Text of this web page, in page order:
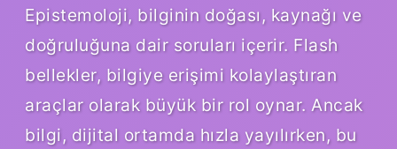
Epistemoloji, bilginin doğası, kaynağı ve
doğruluğuna dair soruları içerir. Flash
bellekler, bilgiye erişimi kolaylaştıran
araçlar olarak büyük bir rol oynar. Ancak
bilgi, dijital ortamda hızla yayılırken, bu